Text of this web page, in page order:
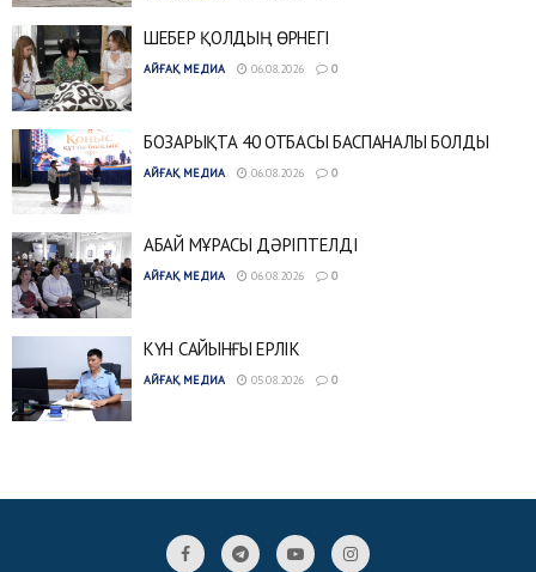
ШЕБЕР ҚОЛДЫҢ ӨРНЕГІ
АЙҒАҚ МЕДИА 06.08.2026 0
БОЗАРЫҚТА 40 ОТБАСЫ БАСПАНАЛЫ БОЛДЫ
АЙҒАҚ МЕДИА 06.08.2026 0
АБАЙ МҰРАСЫ ДӘРІПТЕЛДІ
АЙҒАҚ МЕДИА 06.08.2026 0
КҮН САЙЫНҒЫ ЕРЛІК
АЙҒАҚ МЕДИА 05.08.2026 0